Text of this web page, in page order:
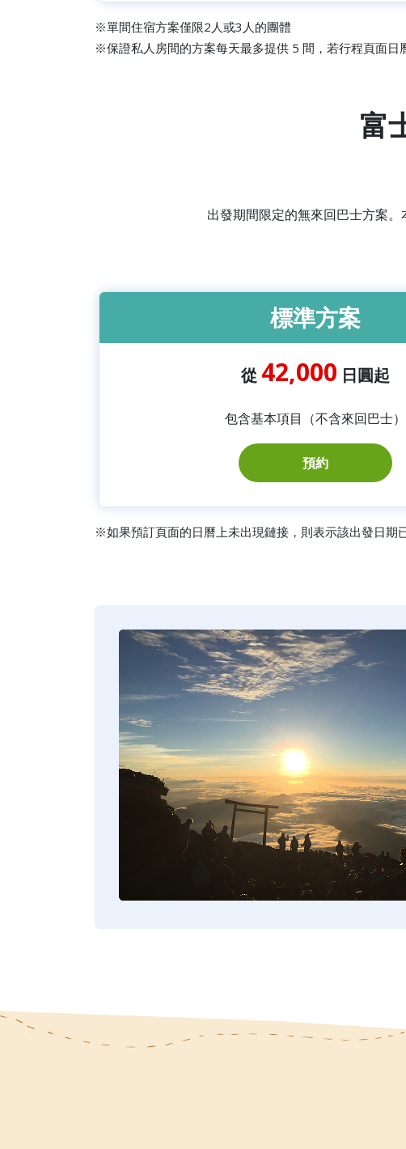
※單間住宿方案僅限2人或3人的團體
※保證私人房間的方案每天最多提供 5 間，若行程頁面日
富
出發期間限定的無來回巴士方案
標準方案
從 42,000 日圓起
包含基本項目（不含來回巴士）
預約
※如果預訂頁面的日曆上未出現鏈接，則表示該出發日期